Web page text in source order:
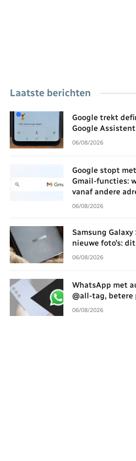
Laatste berichten
Google trekt
Google
06/08/2026
Google stopt
Gmail-functies:
vanaf andere
06/08/2026
Samsung
nieuwe foto’s:
06/08/2026
WhatsApp met
@all-tag, betere
06/08/2026